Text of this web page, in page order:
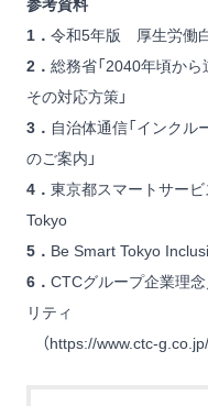
参考資料
1． 令和5年版 厚生労働
2． 総務省「2040年頃か
その対応方策」
3． 自治体通信「インク
のご案内」
4． 東京都スマートサー
Tokyo
5． Be Smart Tokyo
6． CTCグループ企業理
リティ
（https://www.ctc-